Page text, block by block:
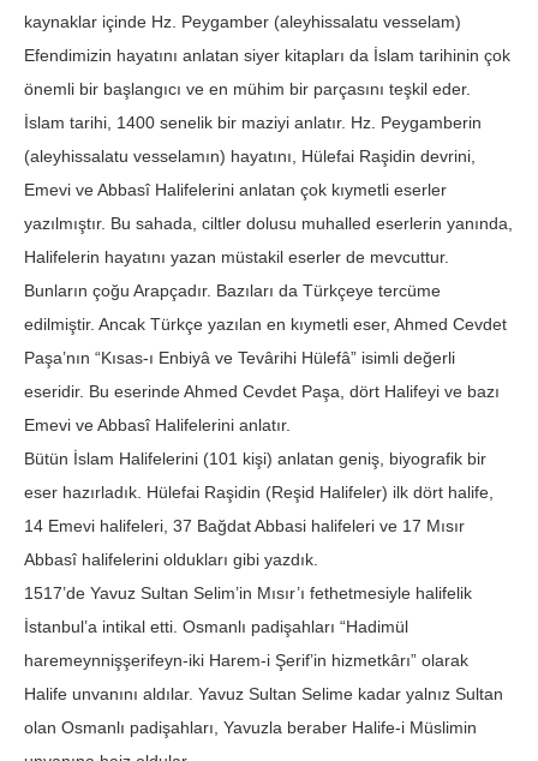
kaynaklar içinde Hz. Peygamber (aleyhissalatu vesselam)
Efendimizin hayatını anlatan siyer kitapları da İslam tarihinin çok
önemli bir başlangıcı ve en mühim bir parçasını teşkil eder.
İslam tarihi, 1400 senelik bir maziyi anlatır. Hz. Peygamberin
(aleyhissalatu vesselamın) hayatını, Hülefai Raşidin devrini,
Emevi ve Abbasî Halifelerini anlatan çok kıymetli eserler
yazılmıştır. Bu sahada, ciltler dolusu muhalled eserlerin yanında,
Halifelerin hayatını yazan müstakil eserler de mevcuttur.
Bunların çoğu Arapçadır. Bazıları da Türkçeye tercüme
edilmiştir. Ancak Türkçe yazılan en kıymetli eser, Ahmed Cevdet
Paşa’nın “Kısas-ı Enbiyâ ve Tevârihi Hülefâ” isimli değerli
eseridir. Bu eserinde Ahmed Cevdet Paşa, dört Halifeyi ve bazı
Emevi ve Abbasî Halifelerini anlatır.
Bütün İslam Halifelerini (101 kişi) anlatan geniş, biyografik bir
eser hazırladık. Hülefai Raşidin (Reşid Halifeler) ilk dört halife,
14 Emevi halifeleri, 37 Bağdat Abbasi halifeleri ve 17 Mısır
Abbasî halifelerini oldukları gibi yazdık.
1517’de Yavuz Sultan Selim’in Mısır’ı fethetmesiyle halifelik
İstanbul’a intikal etti. Osmanlı padişahları “Hadimül
haremeynnişşerifeyn-iki Harem-i Şerif’in hizmetkârı” olarak
Halife unvanını aldılar. Yavuz Sultan Selime kadar yalnız Sultan
olan Osmanlı padişahları, Yavuzla beraber Halife-i Müslimin